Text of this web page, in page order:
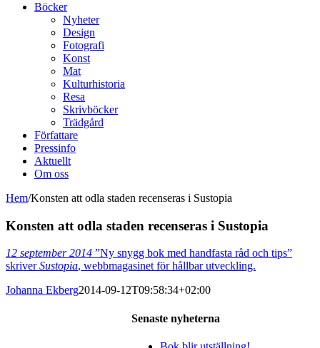
Böcker
Nyheter
Design
Fotografi
Konst
Mat
Kulturhistoria
Resa
Skrivböcker
Trädgård
Författare
Pressinfo
Aktuellt
Om oss
Hem/Konsten att odla staden recenseras i Sustopia
Konsten att odla staden recenseras i Sustopia
12 september 2014 ”Ny snygg bok med handfasta råd och tips”
skriverSustopia, webbmagasinet för hållbar utveckling.
Johanna Ekberg2014-09-12T09:58:34+02:00
Senaste nyheterna